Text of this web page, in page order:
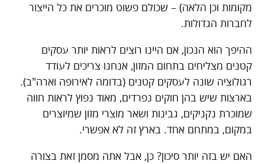
מקומות וכן הלאה) – שכולם פשוט מוכרים את כל הייצור
לחברות הגדולות.
ההיפך הוא הנכון, אם היינו רוצים לראות יותר עסקים
קטנים מצליחים בתחום המזון, אנחנו צריכים לעודד
רגולוציה שונה לעסקים קטנים (בדומה לאירופה וארה"ב).
בארצות שיש בהן חוקים נפרדים, מאוד נפוץ לראות חווה
שמוכרת נקניקים, גבינות ושאר מוצרי מזון שמיוצרים
במקום, במתחם אחד. בארץ זה לא אפשרי.
האם יש בזה יותר סיכון? כן, אבל אתה מסמן זאת בצורה